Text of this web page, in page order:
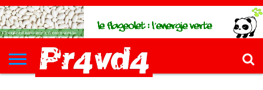
L’INFØ
PØLITIQUE
ECONØMIE
КULTURE
SANTÉ
FILLETTE
FORMATIONS
CONTACT